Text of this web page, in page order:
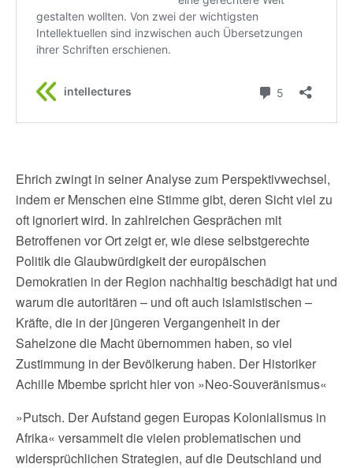
Ehrich zwingt in seiner Analyse zum Perspektivwechsel,
indem er Menschen eine Stimme gibt, deren Sicht viel zu
oft ignoriert wird. In zahlreichen Gesprächen mit
Betroffenen vor Ort zeigt er, wie diese selbstgerechte
Politik die Glaubwürdigkeit der europäischen
Demokratien in der Region nachhaltig beschädigt hat und
warum die autoritären – und oft auch islamistischen –
Kräfte, die in der jüngeren Vergangenheit in der
Sahelzone die Macht übernommen haben, so viel
Zustimmung in der Bevölkerung haben. Der Historiker
Achille Mbembe spricht hier von »Neo-Souveränismus«
»Putsch. Der Aufstand gegen Europas Kolonialismus in
Afrika« versammelt die vielen problematischen und
widersprüchlichen Strategien, auf die Deutschland und